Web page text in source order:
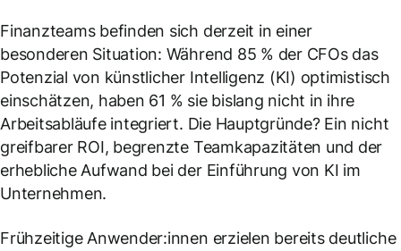
Finanzteams befinden sich derzeit in einer
besonderen Situation: Während 85 % der CFOs das
Potenzial von künstlicher Intelligenz (KI) optimistisch
einschätzen, haben 61 % sie bislang nicht in ihre
Arbeitsabläufe integriert. Die Hauptgründe? Ein nicht
greifbarer ROI, begrenzte Teamkapazitäten und der
erhebliche Aufwand bei der Einführung von KI im
Unternehmen.
Frühzeitige Anwender:innen erzielen bereits deutliche